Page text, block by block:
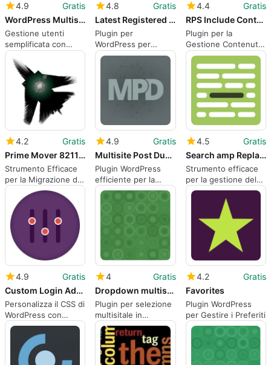
4.9
Gratis
WordPress Multisite User SyncUnsync
Gestione utenti
semplificata con
WordPress Multisite
User SyncUnsync
4.8
Gratis
Latest Registered Users
Plugin per
WordPress per
Gestire gli Utenti
4.4
Gratis
RPS Include Content
Plugin per la
Gestione Contenuti
in WordPress
4.2
Gratis
Prime Mover 8211 Migrate WordPress Website amp Backups
Strumento Efficace
per la Migrazione di
WordPress
4.9
Gratis
Multisite Post Duplicator
Plugin WordPress
efficiente per la
gestione di multisite
4.5
Gratis
Search amp Replace
Strumento efficace
per la gestione del
database
4.9
Gratis
Custom Login Admin Front-end CSS
Personalizza il CSS di
WordPress con
facilità
4
Gratis
Dropdown multisite selector
Plugin per selezione
multisitale in
WordPress
4.2
Gratis
Favorites
Plugin WordPress
per Gestire i Preferiti